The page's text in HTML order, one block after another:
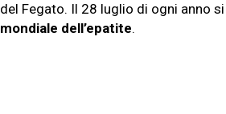
del Fegato. Il 28 luglio di ogni anno
mondiale dell’epatite.